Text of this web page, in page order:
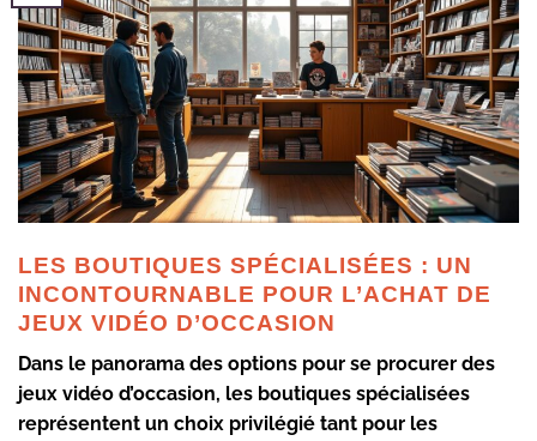
LES BOUTIQUES SPÉCIALISÉES : UN
INCONTOURNABLE POUR L’ACHAT DE
JEUX VIDÉO D’OCCASION
Dans le panorama des options pour se procurer des
jeux vidéo d’occasion, les boutiques spécialisées
représentent un choix privilégié tant pour les